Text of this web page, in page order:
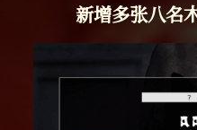
新增多张八名